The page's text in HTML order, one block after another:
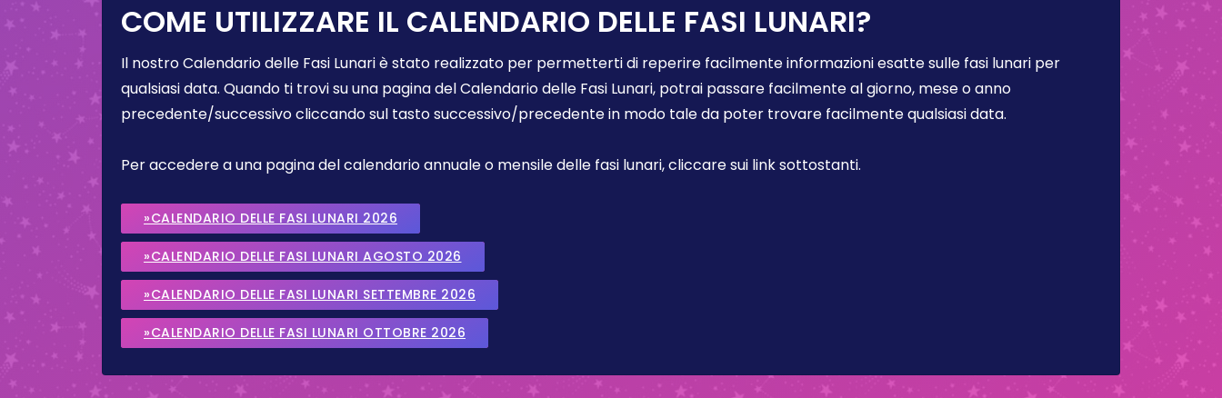
COME UTILIZZARE IL CALENDARIO DELLE FASI LUNARI?
Il nostro Calendario delle Fasi Lunari è stato realizzato per permetterti di reperire facilmente informazioni esatte sulle fasi lunari per
qualsiasi data. Quando ti trovi su una pagina del Calendario delle Fasi Lunari, potrai passare facilmente al giorno, mese o anno
precedente/successivo cliccando sul tasto successivo/precedente in modo tale da poter trovare facilmente qualsiasi data.
Per accedere a una pagina del calendario annuale o mensile delle fasi lunari, cliccare sui link sottostanti.
»CALENDARIO DELLE FASI LUNARI 2026
»CALENDARIO DELLE FASI LUNARI AGOSTO 2026
»CALENDARIO DELLE FASI LUNARI SETTEMBRE 2026
»CALENDARIO DELLE FASI LUNARI OTTOBRE 2026